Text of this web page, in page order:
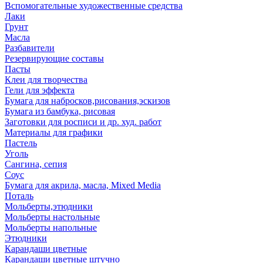
Вспомогательные художественные средства
Лаки
Грунт
Масла
Разбавители
Резервирующие составы
Пасты
Клеи для творчества
Гели для эффекта
Бумага для набросков,рисования,эскизов
Бумага из бамбука, рисовая
Заготовки для росписи и др. худ. работ
Материалы для графики
Пастель
Уголь
Сангина, сепия
Соус
Бумага для акрила, масла, Mixed Media
Поталь
Мольберты,этюдники
Мольберты настольные
Мольберты напольные
Этюдники
Карандаши цветные
Карандаши цветные штучно